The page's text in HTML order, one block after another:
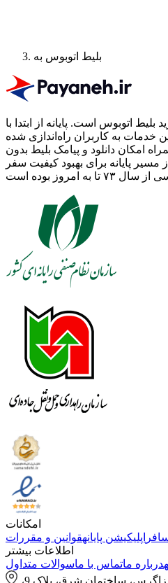
بلیط اتوبوس به
بلیط اتوبوس است. پایانه از ابتدا با
خدمات به کاربران راه‌اندازی شده
امکان دانلود و پیامک بلیط بدون
مسیر پایانه برای بهبود کیفیت سفر
امکانات
اپلیکیشن پایانهقوانین و مقررات
اطلاعات بیشتر
درباره ماتماس با ماسوالات متداول